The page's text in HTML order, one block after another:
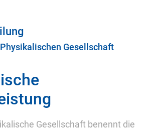
Gesellschaft
Gesellschaft benennt die